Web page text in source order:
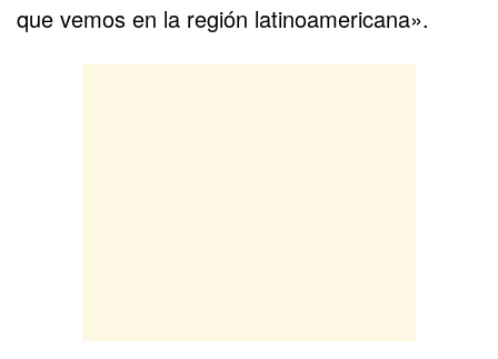
que vemos en la región latinoamericana».